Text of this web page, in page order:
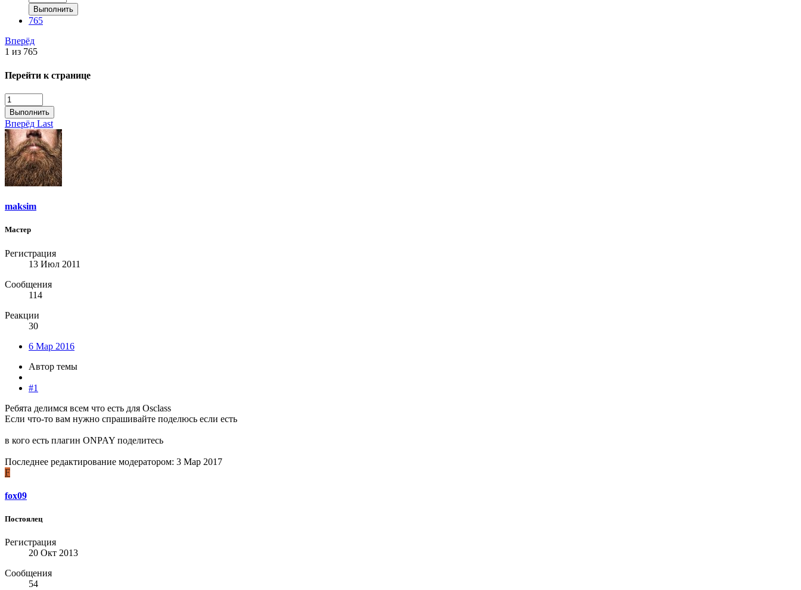
Выполнить
765
Вперёд
1 из 765
Перейти к странице
Выполнить
Вперёд Last
maksim
Мастер
Регистрация
13 Июл 2011
Сообщения
114
Реакции
30
6 Мар 2016
Автор темы
#1
Ребята делимся всем что есть для Osclass
Если что-то вам нужно спрашивайте поделюсь если есть
в кого есть плагин ONPAY поделитесь
Последнее редактирование модератором: 3 Мар 2017
F
fox09
Постоялец
Регистрация
20 Окт 2013
Сообщения
54